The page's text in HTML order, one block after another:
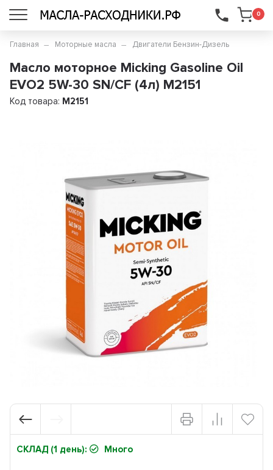
0
...
Главная Моторные масла Двигатели Бензин-Дизель
Масло моторное Micking Gasoline Oil
EVO2 5W-30 SN/CF (4л) M2151
Код товара: M2151
СКЛАД (1 день): Много